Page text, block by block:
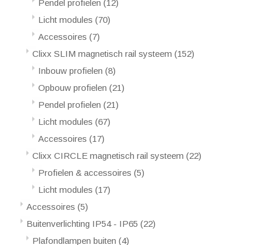
Pendel profielen (12)
Licht modules (70)
Accessoires (7)
Clixx SLIM magnetisch rail systeem (152)
Inbouw profielen (8)
Opbouw profielen (21)
Pendel profielen (21)
Licht modules (67)
Accessoires (17)
Clixx CIRCLE magnetisch rail systeem (22)
Profielen & accessoires (5)
Licht modules (17)
Accessoires (5)
Buitenverlichting IP54 - IP65 (22)
Plafondlampen buiten (4)